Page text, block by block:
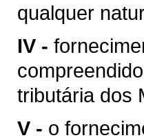
qualquer
IV -
tributária dos
V - o